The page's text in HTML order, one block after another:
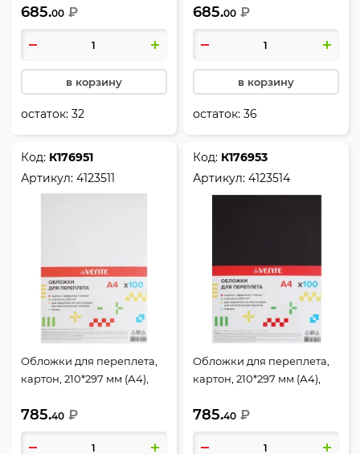
фактура кожа, 100 шт,
deVENTE
685.00 ₽
в корзину
остаток:32
фактура кожа, 100 шт,
deVENTE
685.00 ₽
в корзину
остаток:36
Код: К176951
Артикул:4123511
Обложки для переплета,
картон, 210*297 мм (А4),
глянец, 100 шт, deVENTE
785.40 ₽
Код: К176953
Артикул:4123514
Обложки для переплета,
картон, 210*297 мм (А4),
фактура глянец, 100 шт,
deVENTE
785.40 ₽